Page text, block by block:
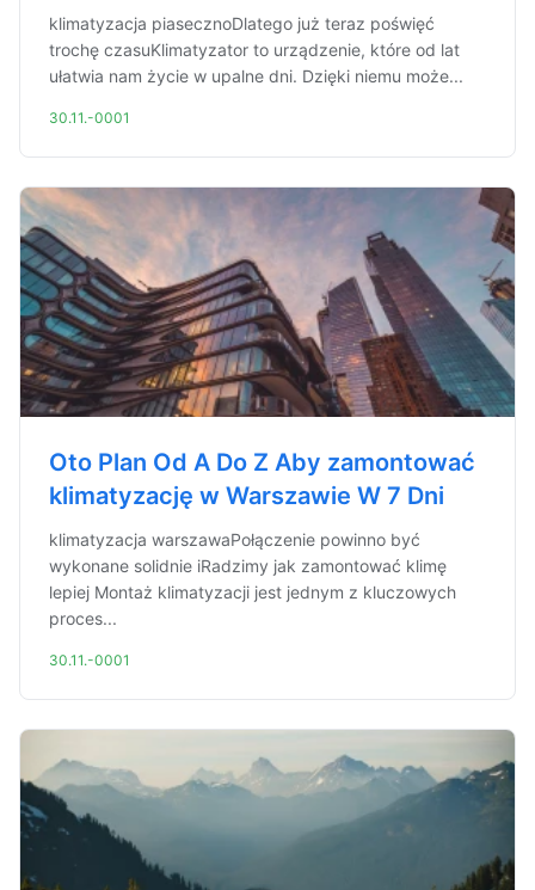
klimatyzacja piasecznoDlatego już teraz poświęć
trochę czasuKlimatyzator to urządzenie, które od lat
ułatwia nam życie w upalne dni. Dzięki niemu może...
30.11.-0001
Oto Plan Od A Do Z Aby zamontować
klimatyzację w Warszawie W 7 Dni
klimatyzacja warszawaPołączenie powinno być
wykonane solidnie iRadzimy jak zamontować klimę
lepiej Montaż klimatyzacji jest jednym z kluczowych
proces...
30.11.-0001